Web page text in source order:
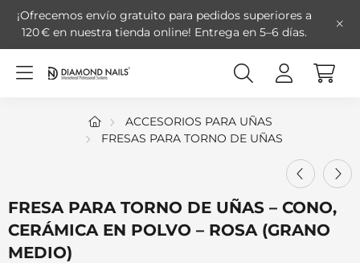
¡Ofrecemos envío gratuito para pedidos superiores a
120 € en nuestra tienda online! Entrega en 5–6 días.
ACCESORIOS PARA UÑAS
FRESAS PARA TORNO DE UÑAS
FRESA PARA TORNO DE UÑAS – CONO,
CERÁMICA EN POLVO – ROSA (GRANO
MEDIO)